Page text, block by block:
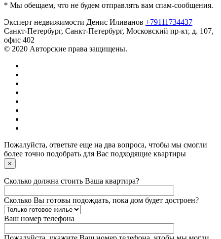
* Мы обещаем, что не будем отправлять вам спам-сообщения.
Эксперт недвижимости Денис Иливанов +79111734437
Санкт-Петербург, Санкт-Петербург, Московский пр-кт, д. 107,
офис 402
© 2020 Авторские права защищены.
Пожалуйста, ответьте еще на два вопроса, чтобы мы смогли
более точно подобрать для Вас подходящие квартиры
×
Сколько должна стоить Ваша квартира?
Сколько Вы готовы подождать, пока дом будет достроен?
Ваш номер телефона